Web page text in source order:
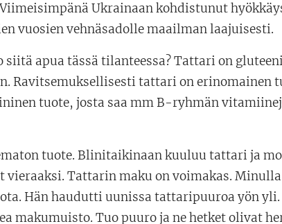
Ukrainaan kohdistunut
vuosien vehnäsadolle maailman laajuisesti.
apua tässä tilanteessa? Tattari on
Ravitsemuksellisesti tattari on erinomainen
tuote, josta saa mm B-ryhmän
tuote. Blinitaikinaan kuuluu tattari ja
vieraaksi. Tattarin maku on voimakas.
Hän haudutti uunissa tattaripuuroa yön
makumuisto. Tuo puuro ja ne hetket olivat